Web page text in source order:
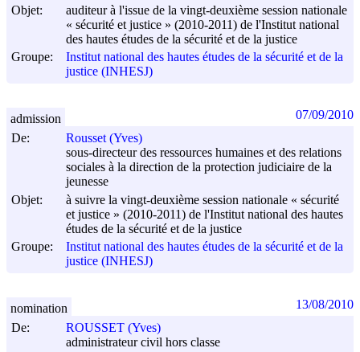
Objet:
auditeur à l'issue de la vingt-deuxième session nationale
« sécurité et justice » (2010-2011) de l'Institut national
des hautes études de la sécurité et de la justice
Groupe:
Institut national des hautes études de la sécurité et de la
justice (INHESJ)
De:
Rousset (Yves)
sous-directeur des ressources humaines et des relations
sociales à la direction de la protection judiciaire de la
jeunesse
Objet:
à suivre la vingt-deuxième session nationale « sécurité
et justice » (2010-2011) de l'Institut national des hautes
études de la sécurité et de la justice
Groupe:
Institut national des hautes études de la sécurité et de la
justice (INHESJ)
admission 07/09/2010
De:
ROUSSET (Yves)
administrateur civil hors classe
nomination 13/08/2010